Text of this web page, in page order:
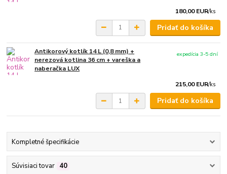
180,00 EUR/ks
Pridať do košíka
Antikorový kotlík 14 L (0,8 mm) +
nerezová kotlina 36 cm + vareška a
naberačka LUX
215,00 EUR/ks
expedícia 3-5 dní
Pridať do košíka
Kompletné špecifikácie
Súvisiaci tovar 40